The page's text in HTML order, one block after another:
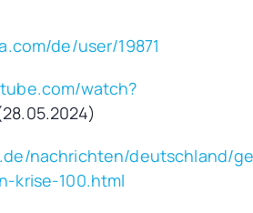
de/user/19871
watch?
nachrichten/deutschland/
krise-100.html